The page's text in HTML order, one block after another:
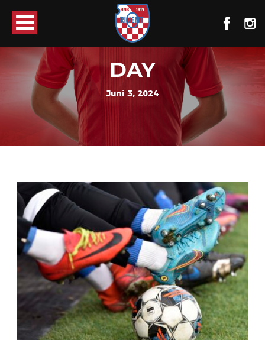
DAY
Juni 3, 2024